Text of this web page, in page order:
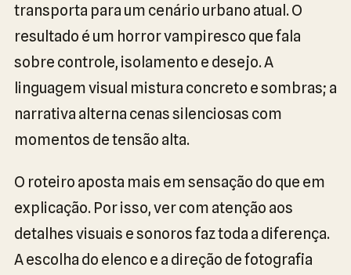
transporta para um cenário urbano atual. O
resultado é um horror vampiresco que fala
sobre controle, isolamento e desejo. A
linguagem visual mistura concreto e sombras; a
narrativa alterna cenas silenciosas com
momentos de tensão alta.
O roteiro aposta mais em sensação do que em
explicação. Por isso, ver com atenção aos
detalhes visuais e sonoros faz toda a diferença.
A escolha do elenco e a direção de fotografia